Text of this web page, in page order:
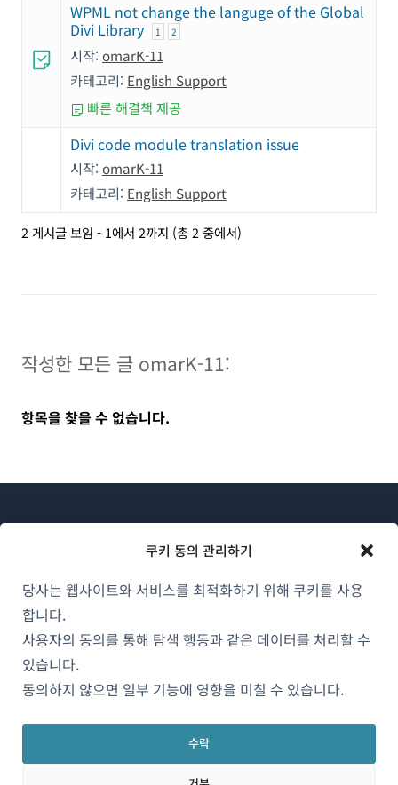
쿠키 동의 관리하기
당사는 웹사이트와 서비스를 최적화하기 위해 쿠키를 사용
합니다.
사용자의 동의를 통해 탐색 행동과 같은 데이터를 처리할 수
있습니다.
동의하지 않으면 일부 기능에 영향을 미칠 수 있습니다.
수락
WPML not change the languge of the Global
Divi Library
1 2
시작: omarK-11
카테고리: English Support
빠른 해결책 제공
Divi code module translation issue
시작: omarK-11
카테고리: English Support
2 게시글 보임 - 1에서 2까지 (총 2 중에서)
작성한 모든 글 omarK-11:
항목을 찾을 수 없습니다.
한국어
WPML 소개
GDPR 및 개인정보 처리방침
창
열
(새
창
서
(새
창
에
서
(새
창
서